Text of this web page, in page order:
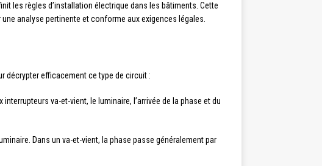
les règles d’installation électrique dans les bâtiments. Cette
analyse pertinente et conforme aux exigences légales.
décrypter efficacement ce type de circuit :
va-et-vient, le luminaire, l’arrivée de la phase et du
Dans un va-et-vient, la phase passe généralement par